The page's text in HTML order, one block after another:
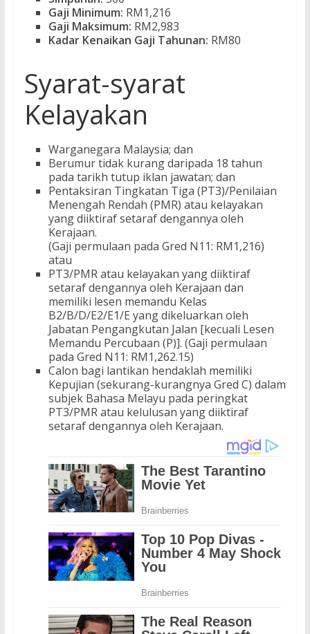
Gaji Minimum: RM1,216
Gaji Maksimum: RM2,983
Kadar Kenaikan Gaji Tahunan: RM80
Syarat-syarat
Kelayakan
Warganegara Malaysia; dan
Berumur tidak kurang daripada 18 tahun
pada tarikh tutup iklan jawatan; dan
Pentaksiran Tingkatan Tiga (PT3)/Penilaian
Menengah Rendah (PMR) atau kelayakan
yang diiktiraf setaraf dengannya oleh
Kerajaan.
(Gaji permulaan pada Gred N11: RM1,216)
atau
PT3/PMR atau kelayakan yang diiktiraf
setaraf dengannya oleh Kerajaan dan
memiliki lesen memandu Kelas
B2/B/D/E2/E1/E yang dikeluarkan oleh
Jabatan Pengangkutan Jalan [kecuali Lesen
Memandu Percubaan (P)]. (Gaji permulaan
pada Gred N11: RM1,262.15)
Calon bagi lantikan hendaklah memiliki
Kepujian (sekurang-kurangnya Gred C) dalam
subjek Bahasa Melayu pada peringkat
PT3/PMR atau kelulusan yang diiktiraf
setaraf dengannya oleh Kerajaan.